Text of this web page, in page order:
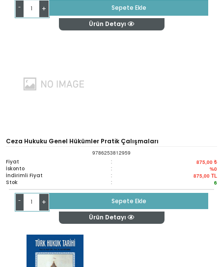
- +
Sepete Ekle
Ürün Detayı
Ceza Hukuku Genel Hükümler Pratik Çalışmaları
9786253812959
Fiyat : 875,00 ₺
İskonto : %0
İndirimli Fiyat : 875,00 TL
Stok : 6
- +
Sepete Ekle
Ürün Detayı